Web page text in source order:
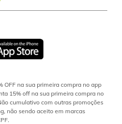
OFF na sua primeira compra no app
15% off na sua primeira compra no
cumulativo com outras promoções
não sendo aceito em marcas